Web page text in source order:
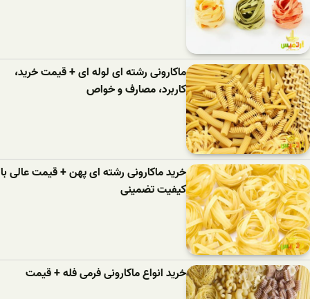
ماکارونی رشته ای لوله ای + قیمت خرید،
کاربرد، مصارف و خواص
خرید ماکارونی رشته ای پهن + قیمت عالی با
کیفیت تضمینی
خرید انواع ماکارونی فرمی فله + قیمت